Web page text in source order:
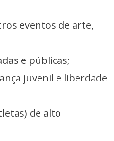
eventos de arte,
e públicas;
juvenil e liberdade
de alto